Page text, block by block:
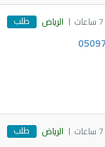
الرياض طلب
الرياض طلب